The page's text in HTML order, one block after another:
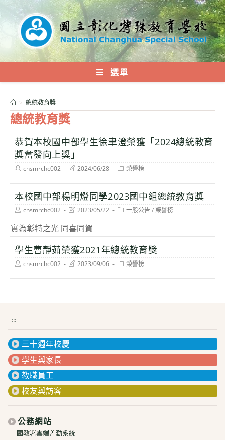
內
選單
總統教育獎
> 總統教育獎
恭賀本校國中部學生徐聿澄榮獲「2024總統教育
獎奮發向上獎」
Postchsmrchc002
Post
modified:
2024/06/28
Post榮譽榜
本校國中部楊明燈同學2023國中組總統教育獎
Postchsmrchc002
Post
modified:
2023/05/22
Post一般公告/榮譽榜
實為彰特之光 同喜同賀
學生曹靜茹榮獲2021年總統教育獎
Postchsmrchc002
Post
modified:
2023/09/06
Post榮譽榜
:::
三十週年校慶
學生與家長
教職員工
校友與訪客
公務網站
國教署雲端差勤系統